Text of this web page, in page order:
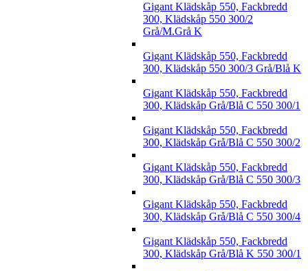
Gigant Klädskåp 550, Fackbredd
300, Klädskåp 550 300/2
Grå/M.Grå K
Gigant Klädskåp 550, Fackbredd
300, Klädskåp 550 300/3 Grå/Blå K
Gigant Klädskåp 550, Fackbredd
300, Klädskåp Grå/Blå C 550 300/1
Gigant Klädskåp 550, Fackbredd
300, Klädskåp Grå/Blå C 550 300/2
Gigant Klädskåp 550, Fackbredd
300, Klädskåp Grå/Blå C 550 300/3
Gigant Klädskåp 550, Fackbredd
300, Klädskåp Grå/Blå C 550 300/4
Gigant Klädskåp 550, Fackbredd
300, Klädskåp Grå/Blå K 550 300/1